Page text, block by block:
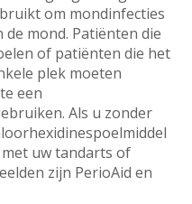
om mondinfecties
mond. Patiënten die
of patiënten die het
plek moeten
een
Als u zonder
uw tandarts of
zijn PerioAid en